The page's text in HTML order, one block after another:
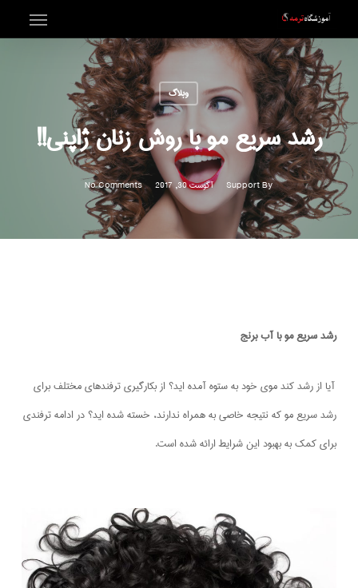
to
main
content
Menu
وبلاگ
رشد سریع مو با روش زنان ژاپنی!!
By
Support آگوست 30, 2017 No Comments
رشد سریع مو با آب برنج
آیا از رشد کند موی خود به ستوه آمده اید؟ از بکارگیری ترفندهای مختلف برای
رشد سریع مو که نتیجه خاصی به همراه ندارند، خسته شده اید؟ در ادامه ترفندی
برای کمک به بهبود این شرایط ارائه شده است.